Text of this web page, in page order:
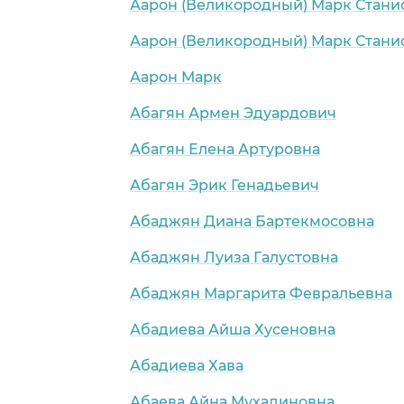
Аарон (Великородный) Марк
Аарон (Великородный) Марк
Аарон Марк
Абагян Армен Эдуардович
Абагян Елена Артуровна
Абагян Эрик Генадьевич
Абаджян Диана Бартекмосовна
Абаджян Луиза Галустовна
Абаджян Маргарита Февральевна
Абадиева Айша Хусеновна
Абадиева Хава